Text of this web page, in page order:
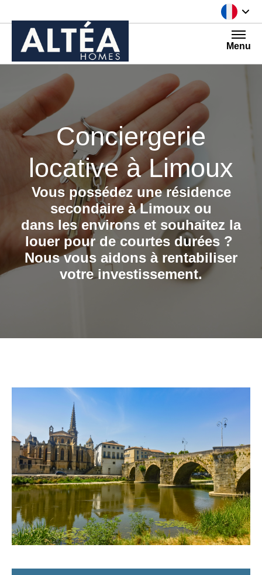
Menu
Conciergerie
locative à Limoux
Vous possédez une résidence
secondaire à Limoux ou
dans les environs et souhaitez la
louer pour de courtes durées ?
Nous vous aidons à rentabiliser
votre investissement.